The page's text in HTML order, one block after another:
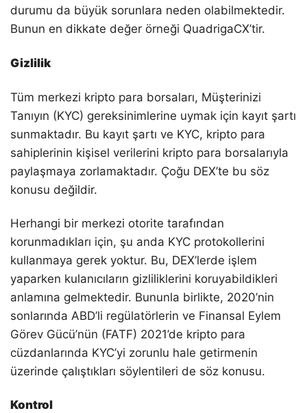
durumu da büyük sorunlara neden olabilmektedir.
Bunun en dikkate değer örneği QuadrigaCX’tir.
Gizlilik
Tüm merkezi kripto para borsaları, Müşterinizi
Tanıyın (KYC) gereksinimlerine uymak için kayıt şartı
sunmaktadır. Bu kayıt şartı ve KYC, kripto para
sahiplerinin kişisel verilerini kripto para borsalarıyla
paylaşmaya zorlamaktadır. Çoğu DEX’te bu söz
konusu değildir.
Herhangi bir merkezi otorite tarafından
korunmadıkları için, şu anda KYC protokollerini
kullanmaya gerek yoktur. Bu, DEX’lerde işlem
yaparken kulanıcıların gizliliklerini koruyabildikleri
anlamına gelmektedir. Bununla birlikte, 2020’nin
sonlarında ABD’li regülatörlerin ve Finansal Eylem
Görev Gücü’nün (FATF) 2021’de kripto para
cüzdanlarında KYC’yi zorunlu hale getirmenin
üzerinde çalıştıkları söylentileri de söz konusu.
Kontrol